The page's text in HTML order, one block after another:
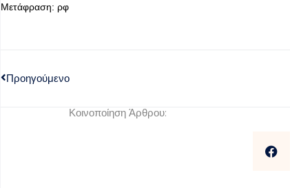
Μετάφραση: ρφ
Προηγούμενο
Κοινοποίηση Άρθρου: